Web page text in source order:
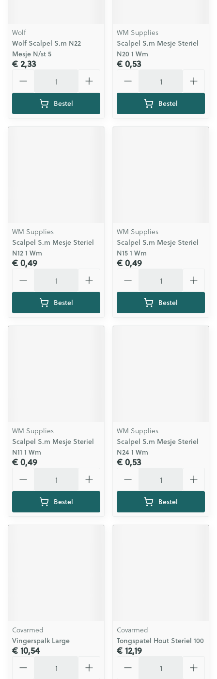
Wolf
Wolf Scalpel S.m N22
Mesje N/st 5
€ 2,33
Bestel
WM Supplies
Scalpel S.m Mesje Steriel
N20 1 Wm
€ 0,53
Bestel
WM Supplies
Scalpel S.m Mesje Steriel
N12 1 Wm
€ 0,49
Bestel
WM Supplies
Scalpel S.m Mesje Steriel
N15 1 Wm
€ 0,49
Bestel
WM Supplies
Scalpel S.m Mesje Steriel
N11 1 Wm
€ 0,49
Bestel
WM Supplies
Scalpel S.m Mesje Steriel
N24 1 Wm
€ 0,53
Bestel
Covarmed
Vingerspalk Large
€ 10,54
Covarmed
Tongspatel Hout Steriel 100
€ 12,19